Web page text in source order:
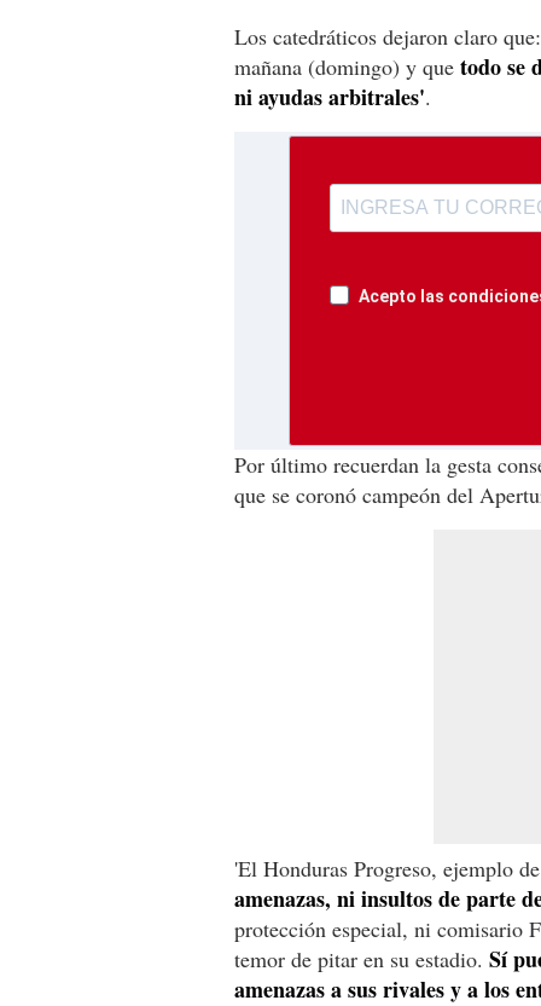
Los catedráticos dejaron claro
mañana (domingo) y que todo se
ni ayudas arbitrales'.
Acepto las
Por último recuerdan la gesta
que se coronó campeón del
'El Honduras Progreso, ejemplo
amenazas, ni insultos de parte
protección especial, ni comisario
temor de pitar en su estadio. Sí
amenazas a sus rivales y a los